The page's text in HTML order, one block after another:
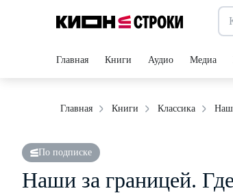
Главная Книги Аудио Медиа
Главная Книги Классика
По подписке
Наши за границей.